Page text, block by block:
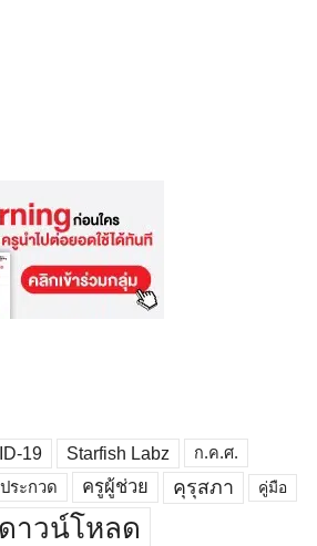
19 Starfish Labz ก.ค.ศ.
ระกวด ครูผู้ช่วย คุรุสภา คู่มือ
ดาวน์โหลด